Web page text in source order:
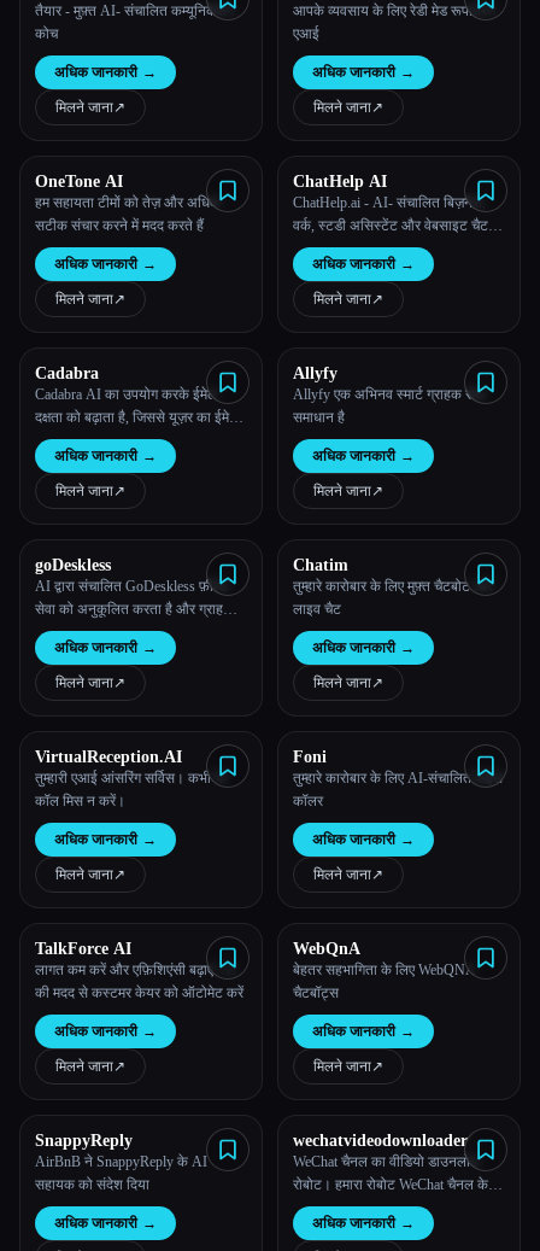
तैयार - मुफ़्त AI- संचालित कम्यूनिकेशन
कोच
अधिक जानकारी →
मिलने जाना↗︎
आपके व्यवसाय के लिए रेडी मेड रूपांतरण
एआई
अधिक जानकारी →
मिलने जाना↗︎
OneTone AI
हम सहायता टीमों को तेज़ और अधिक
सटीक संचार करने में मदद करते हैं
अधिक जानकारी →
मिलने जाना↗︎
ChatHelp AI
ChatHelp.ai - AI- संचालित बिज़नेस,
वर्क, स्टडी असिस्टेंट और वेबसाइट चैट
विजेट।
अधिक जानकारी →
मिलने जाना↗︎
Cadabra
Cadabra AI का उपयोग करके ईमेल
दक्षता को बढ़ाता है, जिससे यूज़र का ईमेल
पढ़ने, लिखने, जवाब देने और उनकी समीक्षा
करने में समय बचता है।
अधिक जानकारी →
मिलने जाना↗︎
Allyfy
Allyfy एक अभिनव स्मार्ट ग्राहक सेवा
समाधान है
अधिक जानकारी →
मिलने जाना↗︎
goDeskless
AI द्वारा संचालित GoDeskless फ़ील्ड
सेवा को अनुकूलित करता है और ग्राहकों
की संतुष्टि को बढ़ाता है
अधिक जानकारी →
मिलने जाना↗︎
Chatim
तुम्हारे कारोबार के लिए मुफ़्त चैटबोट और
लाइव चैट
अधिक जानकारी →
मिलने जाना↗︎
VirtualReception.AI
तुम्हारी एआई आंसरिंग सर्विस। कभी भी
कॉल मिस न करें।
अधिक जानकारी →
मिलने जाना↗︎
Foni
तुम्हारे कारोबार के लिए AI-संचालित वॉइस
कॉलर
अधिक जानकारी →
मिलने जाना↗︎
TalkForce AI
लागत कम करें और एफ़िशिएंसी बढ़ाएं: AI
की मदद से कस्टमर केयर को ऑटोमेट करें
अधिक जानकारी →
मिलने जाना↗︎
WebQnA
बेहतर सहभागिता के लिए WebQNA
चैटबॉट्स
अधिक जानकारी →
मिलने जाना↗︎
SnappyReply
AirBnB ने SnappyReply के AI
सहायक को संदेश दिया
अधिक जानकारी →
wechatvideodownloader
WeChat चैनल का वीडियो डाउनलोड
रोबोट। हमारा रोबोट WeChat चैनल के
वीडियो को डाउनलोड करना आसान और
तेज़ बनाता है।
अधिक जानकारी →